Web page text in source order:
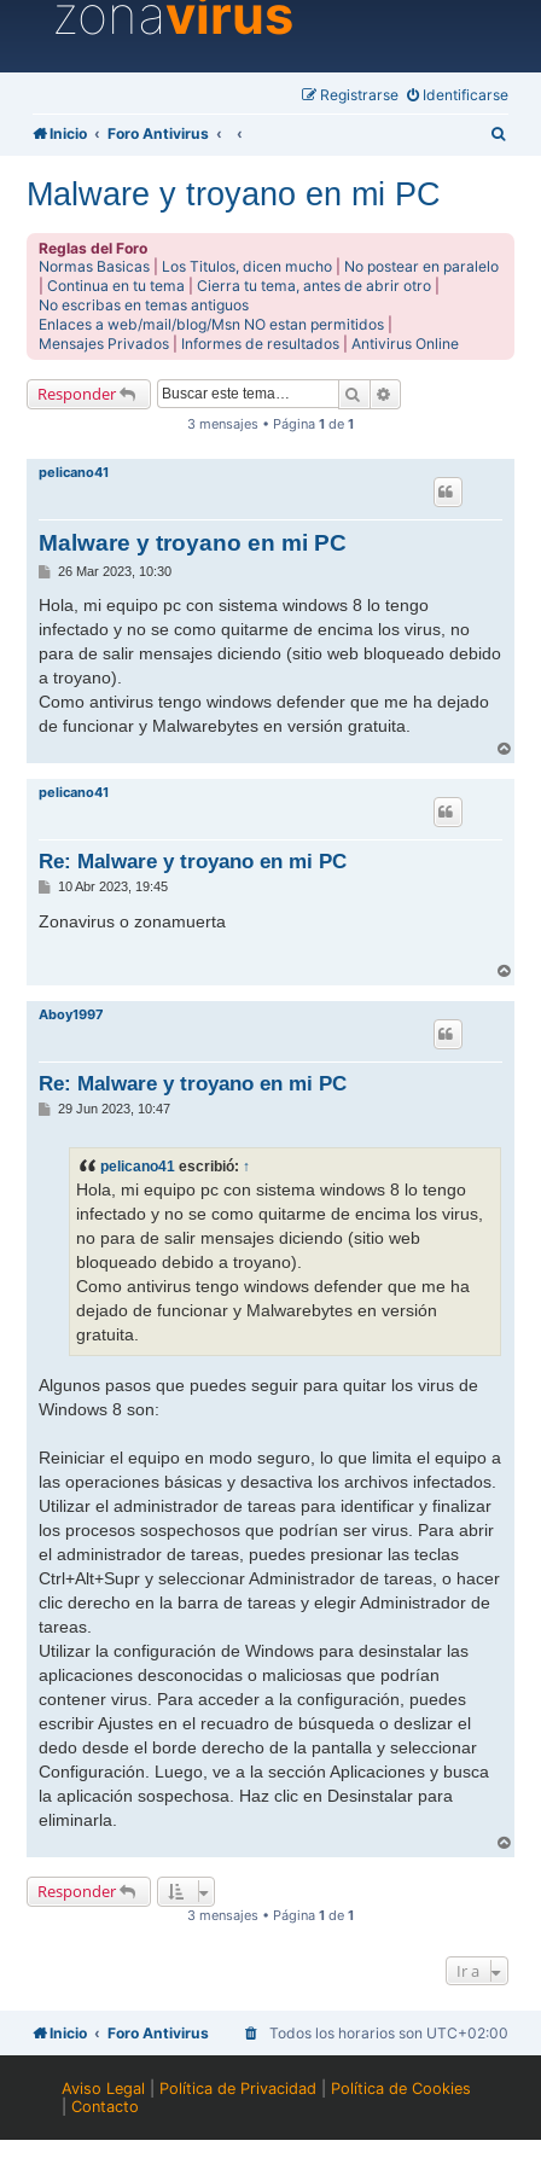
zonavirus
Identificarse
Registrarse
Inicio Foro Antivirus
Malware y troyano en mi PC
Reglas del Foro
Normas Basicas
Los Titulos, dicen mucho
No postear en paralelo
|Continua en tu tema |Cierra tu tema, antes de abrir otro
No escribas en temas antiguos
Enlaces a web/mail/blog/Msn NO estan permitidos
Mensajes Privados
Informes de resultados |Antivirus Online
Responder Buscar
3 mensajes • Página 1 de 1
pelicano41
Malware y troyano en mi PC
M
n
a
j
e
26 Mar 2023, 10:30
Hola, mi equipo pc con sistema windows 8 lo tengo
infectado y no se como quitarme de encima los virus, no
para de salir mensajes diciendo (sitio web bloqueado debido
a troyano).
Como antivirus tengo windows defender que me ha dejado
de funcionar y Malwarebytes en versión gratuita.
r
pelicano41
Re: Malware y troyano en mi PC
M
n
s
10 Abr 2023, 19:45
Zonavirus o zonamuerta
r
Aboy1997
Re: Malware y troyano en mi PC
M
29 Jun 2023, 10:47
pelicano41 escribió: ↑
Hola, mi equipo pc con sistema windows 8 lo tengo
infectado y no se como quitarme de encima los virus,
no para de salir mensajes diciendo (sitio web
bloqueado debido a troyano).
Como antivirus tengo windows defender que me ha
dejado de funcionar y Malwarebytes en versión
gratuita.
Algunos pasos que puedes seguir para quitar los virus de
Windows 8 son:
Reiniciar el equipo en modo seguro, lo que limita el equipo a
las operaciones básicas y desactiva los archivos infectados.
Utilizar el administrador de tareas para identificar y finalizar
los procesos sospechosos que podrían ser virus. Para abrir
el administrador de tareas, puedes presionar las teclas
Ctrl+Alt+Supr y seleccionar Administrador de tareas, o hacer
clic derecho en la barra de tareas y elegir Administrador de
tareas.
Utilizar la configuración de Windows para desinstalar las
aplicaciones desconocidas o maliciosas que podrían
contener virus. Para acceder a la configuración, puedes
escribir Ajustes en el recuadro de búsqueda o deslizar el
dedo desde el borde derecho de la pantalla y seleccionar
Configuración. Luego, ve a la sección Aplicaciones y busca
la aplicación sospechosa. Haz clic en Desinstalar para
eliminarla.
r
Responder
3 mensajes • Página 1 de 1
Ir a
Inicio Foro Antivirus Todos los horarios son UTC+02:00
Aviso Legal Política de Privacidad
Política de Cookies
|Contacto